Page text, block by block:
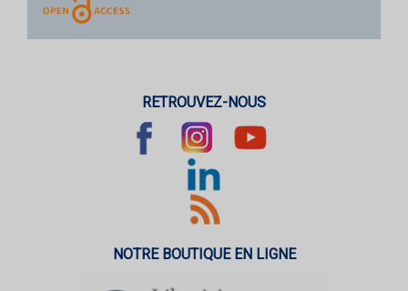
RETROUVEZ-NOUS
NOTRE BOUTIQUE EN LIGNE